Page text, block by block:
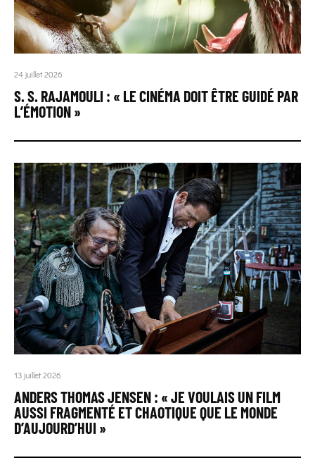
24 juillet 2026
S. S. RAJAMOULI : « LE CINÉMA DOIT ÊTRE GUIDÉ PAR
L’ÉMOTION »
13 juillet 2026
ANDERS THOMAS JENSEN : « JE VOULAIS UN FILM
AUSSI FRAGMENTÉ ET CHAOTIQUE QUE LE MONDE
D’AUJOURD’HUI »